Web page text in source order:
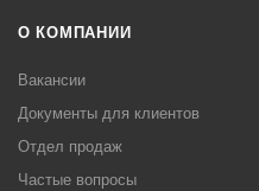
О КОМПАНИИ
Вакансии
Документы для клиентов
Отдел продаж
Частые вопросы